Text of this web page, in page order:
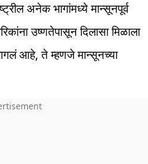
अनेक भागांमध्ये मान्सूनपूर्व
उष्णतेपासून दिलासा मिळाला
आहे, ते म्हणजे मान्सूनच्या